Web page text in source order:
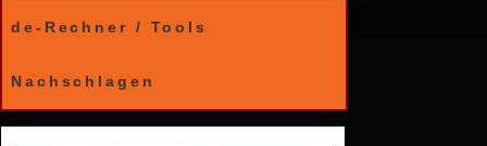
de-Rechner / Tools
Nachschlagen